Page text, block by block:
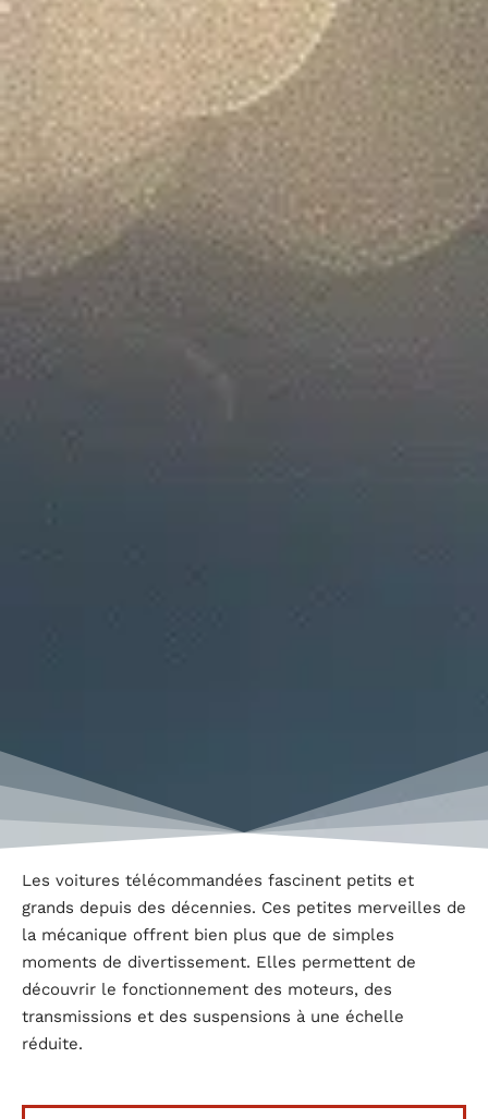
Les voitures télécommandées fascinent petits et
grands depuis des décennies. Ces petites merveilles de
la mécanique offrent bien plus que de simples
moments de divertissement. Elles permettent de
découvrir le fonctionnement des moteurs, des
transmissions et des suspensions à une échelle
réduite.